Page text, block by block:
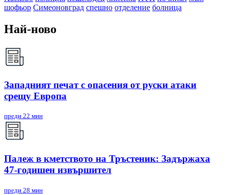
шофьор Симеоновград спешно отделение болница
Най-ново
Западният печат с опасения от руски атаки
срещу Европа
преди 22 мин
Палеж в кметството на Тръстеник: Задържаха
47-годишен извършител
преди 28 мин